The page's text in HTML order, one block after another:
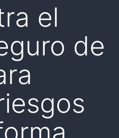
el
de